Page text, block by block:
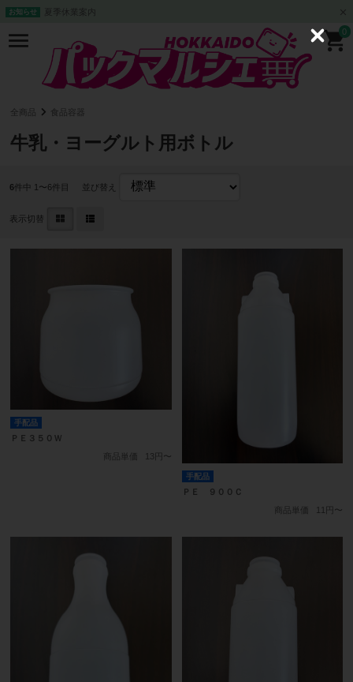
お知らせ 夏季休業案内
0
全商品 食品容器
牛乳・ヨーグルト用ボトル
6件中 1〜6件目 並び替え
表示切替
手配品
ＰＥ３５０Ｗ
商品単価
13円〜
手配品
ＰＥ ９００Ｃ
商品単価
11円〜
C